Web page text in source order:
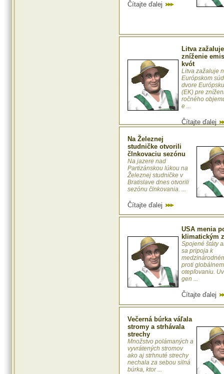
Čítajte ďalej
Litva
zníženie
kvót
Litva zažaluje
Európskom
dvore
(EK) pre
ročného
e ...
Čítajte ďalej
Na Železnej
studničke otvorili
člnkovaciu sezónu
Na jazere nad
Partizánskou lúkou na
Železnej studničke v
Bratislave dnes otvorili
sezónu člnkovania. ...
Čítajte ďalej
USA menia
klimatickým
Spojené štáty
sa pripoja k
proti
otepľovaniu.
gen ...
Čítajte ďalej
Večerná búrka váľala
stromy a strhávala
strechy
Množstvo polámaných a
vyvrátených stromov
ako aj strhnuté strechy
nechala za sebou silná
búrka, ktor ...